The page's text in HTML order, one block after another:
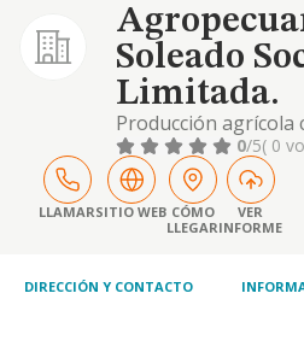
Soleado
Limitada.
Producción agrícola
producción
0/5( 0
LLAMARSITIO WEB CÓMO
LLEGAR
VER
INFORME
DIRECCIÓN Y CONTACTO